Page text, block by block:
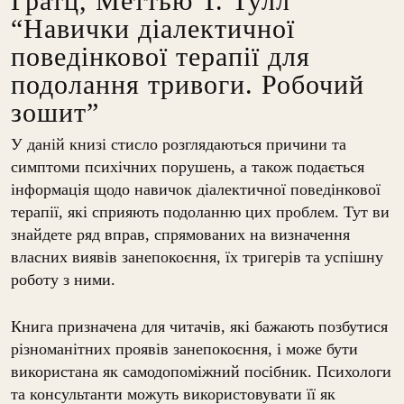
“Навички діалектичної
поведінкової терапії для
подолання тривоги. Робочий
зошит”
У даній книзі стисло розглядаються причини та
симптоми психічних порушень, а також подається
інформація щодо навичок діалектичної поведінкової
терапії, які сприяють подоланню цих проблем. Тут ви
знайдете ряд вправ, спрямованих на визначення
власних виявів занепокоєння, їх тригерів та успішну
роботу з ними.
Книга призначена для читачів, які бажають позбутися
різноманітних проявів занепокоєння, і може бути
використана як самодопоміжний посібник. Психологи
та консультанти можуть використовувати її як